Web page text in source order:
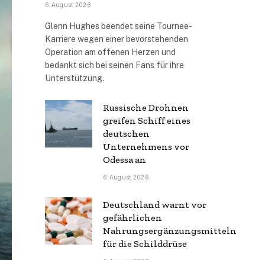
6 August 2026
Glenn Hughes beendet seine Tournee-
Karriere wegen einer bevorstehenden
Operation am offenen Herzen und
bedankt sich bei seinen Fans für ihre
Unterstützung.
Russische Drohnen
greifen Schiff eines
deutschen
Unternehmens vor
Odessa an
6 August 2026
Deutschland warnt vor
gefährlichen
Nahrungsergänzungsmitteln
für die Schilddrüse